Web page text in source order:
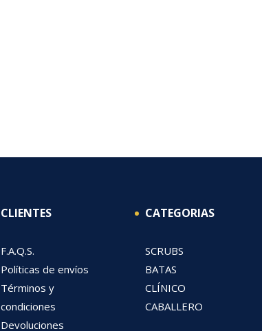
CLIENTES
F.A.Q.S.
Políticas de envíos
Términos y
condiciones
Devoluciones
CATEGORIAS
SCRUBS
BATAS
CLÍNICO
CABALLERO